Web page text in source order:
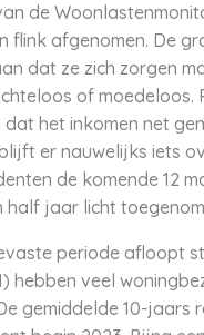
de
flink afgenomen. De
dat ze zich zorgen
of moedeloos.
het inkomen net
er nauwelijks iets
de komende 12
jaar licht
periode afloopt
hebben veel
gemiddelde 10-